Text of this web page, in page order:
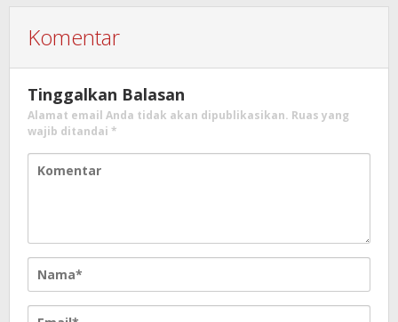
Komentar
Tinggalkan Balasan
Alamat email Anda tidak akan dipublikasikan. Ruas yang
wajib ditandai *